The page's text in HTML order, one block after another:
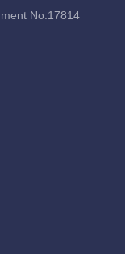
No:17814